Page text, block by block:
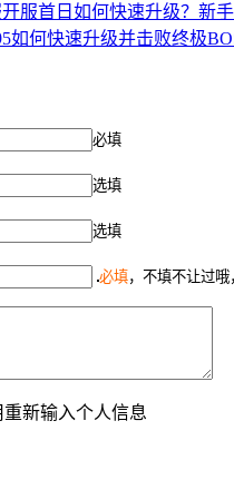
服首日如何快速升级？新
如何快速升级并击败终极
必填
选填
选填
必填，不填不让过哦
新输入个人信息